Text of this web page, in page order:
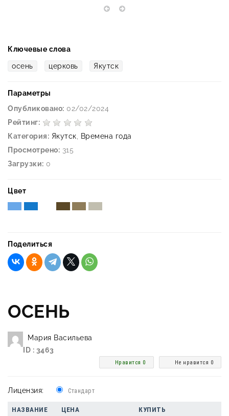
Ключевые слова
осень церковь Якутск
Параметры
Опубликовано: 02/02/2024
Рейтинг:
Категория: Якутск
Времена года
Просмотрено: 315
Загрузки: 0
Цвет
Поделиться
ОСЕНЬ
Мария Васильева
ID : 3463
Не нравится 0
Нравится 0
Лицензия: Стандарт
НАЗВАНИЕ ЦЕНА
КУПИТЬ